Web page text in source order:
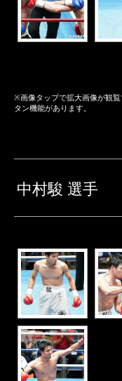
※画像タップで拡大画像が観
タン機能があります。
中村駿 選手